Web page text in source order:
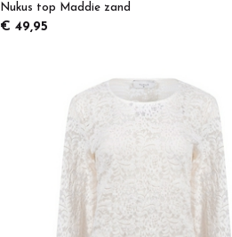
Nukus top Maddie zand
€ 49,95